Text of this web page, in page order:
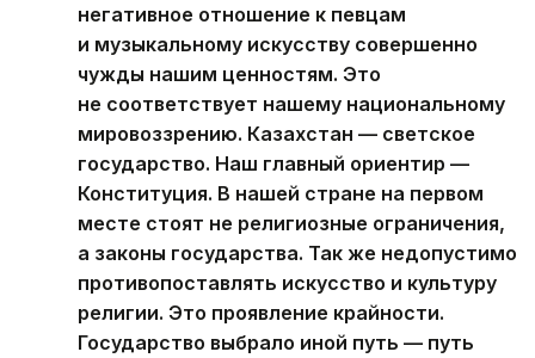
негативное отношение к певцам
и музыкальному искусству совершенно
чужды нашим ценностям. Это
не соответствует нашему национальному
мировоззрению. Казахстан — светское
государство. Наш главный ориентир —
Конституция. В нашей стране на первом
месте стоят не религиозные ограничения,
а законы государства. Так же недопустимо
противопоставлять искусство и культуру
религии. Это проявление крайности.
Государство выбрало иной путь — путь